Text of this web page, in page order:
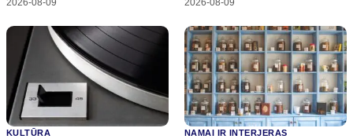
KULTŪRA NAMAI IR INTERJERAS